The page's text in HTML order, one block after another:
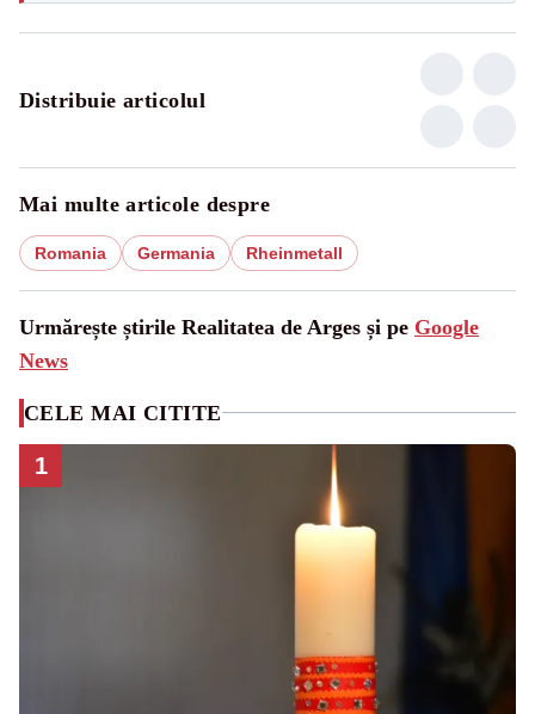
Distribuie articolul
Mai multe articole despre
Romania Germania Rheinmetall
Urmărește știrile Realitatea de Arges și pe Google
News
CELE MAI CITITE
1